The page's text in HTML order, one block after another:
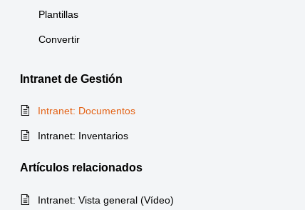
Plantillas
Convertir
Intranet de Gestión
Intranet: Documentos
Intranet: Inventarios
Artículos relacionados
Intranet: Vista general (Vídeo)